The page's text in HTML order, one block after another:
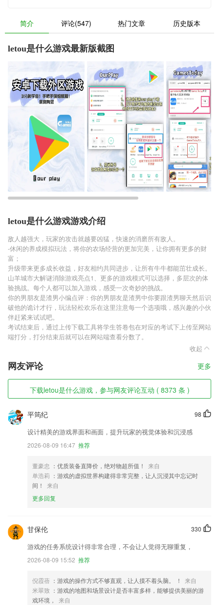
简介 评论(547) 热门文章 历史版本
letou是什么游戏最新版截图
letou是什么游戏游戏介绍
敌人越强大，玩家的攻击就越要凶猛，快速的消磨所有敌人。
-休闲的养成模拟玩法，将你的农场经营的更加完美，让你拥有更多的财
富；
升级带来更多成长收益，好友相约共同进步，让所有牛牛都能茁壮成长。
山羊城市大解谜消除游戏亮点1、更多的游戏模式可以选择，多层次的体
验挑战。每个人都可以加入游戏，感受一次奇妙的挑战。
你的男朋友是渣男小编点评：你的男朋友是渣男中你要跟渣男聊天然后识
破他的诡计才行，玩法轻松欢乐在这里注意每一个选项哦，感兴趣的小伙
伴赶紧来试试吧。
考试结束后，通过上传下载工具将学生答卷包在对应的考试下上传至网站
端打分，打分结束后就可以在网站端查看分数了。
收起
网友评论 更多
下载letou是什么游戏，参与网友评论互动 ( 8373 条 )
98
平筠纪
设计精美的游戏界面和画面，提升玩家的视觉体验和沉浸感
2026-08-09 16:47 推荐
董豪忠 ：优质装备直降价，绝对物超所值！
来自
单浩莉 ：游戏的虚拟世界构建得非常完整，让人沉浸其中忘记时
间！
来自
更多回复
330
甘保伦
游戏的任务系统设计得非常合理，不会让人觉得无聊重复，
2026-08-09 15:52 推荐
倪霞蓓 ：游戏的操作方式不够直观，让人摸不着头脑。 ！
来自
米翠致 ：游戏的地图和场景设计是否丰富多样，能够提供美丽的游
戏环境，
来自